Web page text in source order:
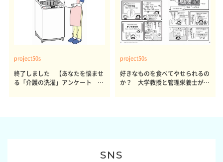
project50s
終了しました 【あなたを悩ませ
る「介護の洗濯」アンケート 体
project50s
好きなものを食べてやせられるの
か？ 大学教授と管理栄養士が出
SNS